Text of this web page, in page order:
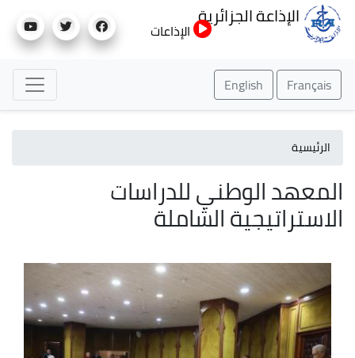
إلى
الإذاعة الجزائرية
الإذاعات
Français
English
الرئيسية
المعهد الوطني للدراسات
الاستراتيجية الشاملة